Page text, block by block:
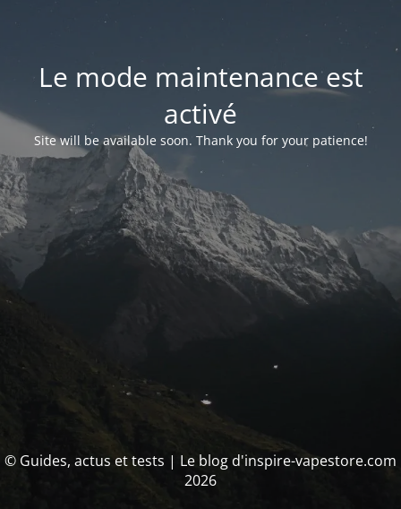
Le mode maintenance est
activé
Site will be available soon. Thank you for your patience!
© Guides, actus et tests | Le blog d'inspire-vapestore.com
2026